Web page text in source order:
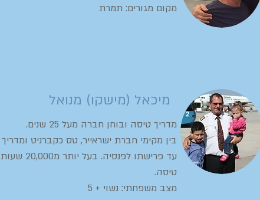
מקום מגורים: תמרת
מיכאל (מישקו) מנואל
מדריך טיסה ובוחן חברה מעל 25 שנים.
בין מקימי חברת ישראייר, טס כקברניט ומדריך
עד פרישתו לפנסיה. בעל יותר מ20,000 שעות
טיסה.
מצב משפחתי: נשוי + 5